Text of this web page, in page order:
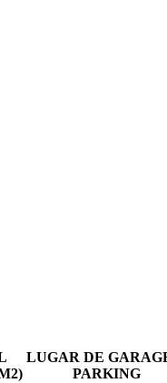
LUGAR DE
PARKING